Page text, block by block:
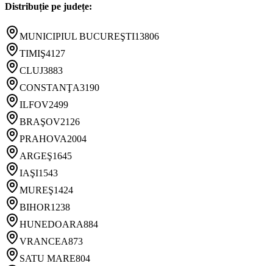
Distribuție pe județe:
MUNICIPIUL BUCUREŞTI13806
TIMIŞ4127
CLUJ3883
CONSTANŢA3190
ILFOV2499
BRAŞOV2126
PRAHOVA2004
ARGEŞ1645
IAŞI1543
MUREŞ1424
BIHOR1238
HUNEDOARA884
VRANCEA873
SATU MARE804